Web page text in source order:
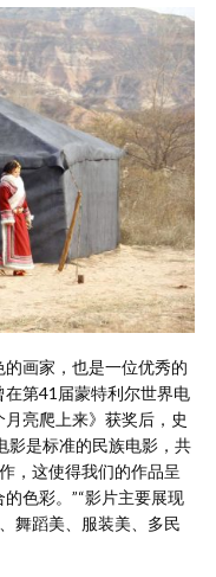
画家，也是一位优秀的
第41届蒙特利尔世界电
亮爬上来》获奖后，史
影是标准的民族电影，共
，这使得我们的作品呈
色彩。”“影片主要展现
舞蹈美、服装美、多民